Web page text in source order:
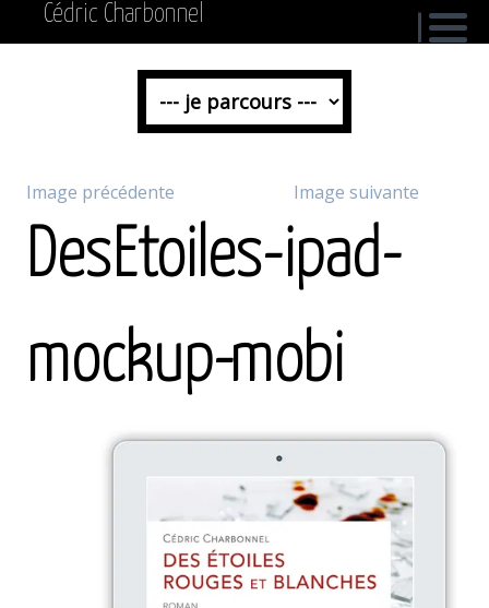
Cédric Charbonnel
Image précédente Image suivante
DesEtoiles-ipad-
mockup-mobi